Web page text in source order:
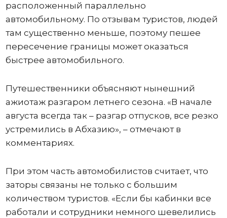
расположенный параллельно
автомобильному. По отзывам туристов, людей
там существенно меньше, поэтому пешее
пересечение границы может оказаться
быстрее автомобильного.
Путешественники объясняют нынешний
ажиотаж разгаром летнего сезона. «В начале
августа всегда так – разгар отпусков, все резко
устремились в Абхазию», – отмечают в
комментариях.
При этом часть автомобилистов считает, что
заторы связаны не только с большим
количеством туристов. «Если бы кабинки все
работали и сотрудники немного шевелились